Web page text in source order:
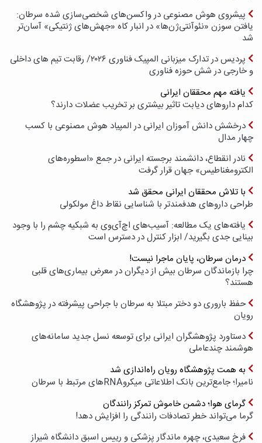
پیشروی هوش مصنوعی در واکسن‌های شخصی‌سازی شده سرطان:
یافتن سوزن «نئوآنتی‌ژن‌ها» در انبار کاه «جهش‌های ژنتیکی» آسان‌تر
شد
پردیس در تدارک میزبانی المپیک فناوری ۲۰۲۶/ رقابت تیم های داخلی
و خارجی در شش حوزه فناوری
یافته مهم محققان ایرانی
کدام داروهای دیابت تاثیر بیشتری بر تخریب عضلات دارند؟
درخشش دانش آموزان ایرانی در المپیاد هوش مصنوعی با کسب
چهار مدال
نادر انقطاع، دانشمند برجسته ایرانی در جمع «اسطوره‌های
الکترومغناطیس» جهان قرار گرفت
با تلاش محققان ایرانی محقق شد
طراحی داروهای هدفمندتر با شناسایی نقاط داغ مولکولی
یافته‌های یک مطالعه: آسیب‌های اچ‌آی‌وی به شبکیه چشم را با وجود
بینایی جدی بگیرید/ ابزار کنترل در دسترس است
درمان سرطان، پایان ماجرا نیست!
چرا بازماندگان سرطان بیش از دیگران در معرض بیماری‌های قلبی
هستند؟
حفظ باروری دو دختر مبتلا به سرطان با جراحی پیشرفته در پژوهشگاه
رویان
دستاورد پژوهشگران ایرانی برای توسعه نسل جدید سامانه‌های
هوشمند چندعاملی
به همت پژوهشگاه رویان راه‌اندازی شد
نامیرا؛ جامع‌ترین بانک اطلاعاتی میکروRNAهای مرتبط با سرطان
گرمای هوا؛ دشمن خاموش تمرکز رانندگان
گرما می‌تواند خطر تصادفات رانندگی را افزایش دهد!
فرخ سعیدی، چهره ماندگار پزشکی و رییس اسبق دانشگاه شیراز